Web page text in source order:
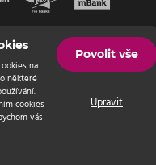
na
některé
cookies
vás
Povolit vše
Upravit